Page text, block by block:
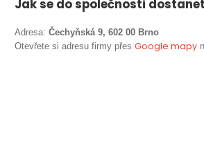
Jak se do společnosti
Adresa: Čechyňská 9, 602 00 Brno
Otevřete si adresu firmy přes Google mapy